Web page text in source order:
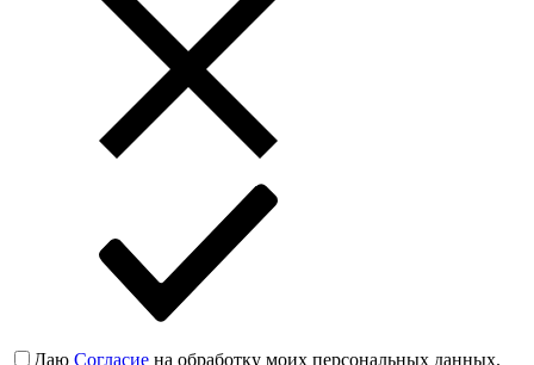
Даю Согласие на обработку моих персональных данных.